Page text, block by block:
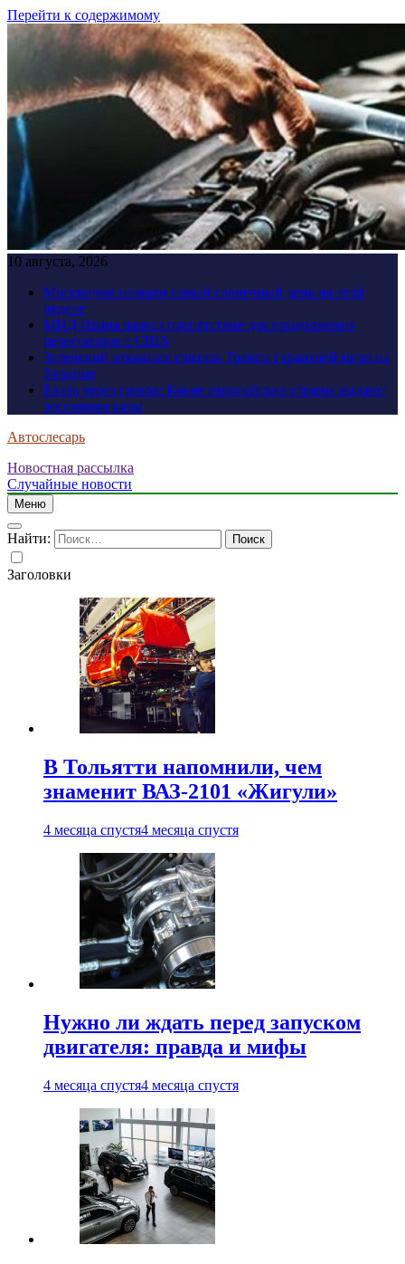
Перейти к содержимому
10 августа, 2026
Москвичам назвали самый солнечный день на этой
неделе
МИД Ирана назвал препятствие для продолжения
переговоров с США
Зеленский отказался считать Трампа гарантией мира на
Украине
Ехать через греков: Какие европейские страны выдают
россиянам визы
Автослесарь
Новостная рассылка
Случайные новости
Меню
Найти:
Заголовки
В Тольятти напомнили, чем
знаменит ВАЗ-2101 «Жигули»
4 месяца спустя4 месяца спустя
Нужно ли ждать перед запуском
двигателя: правда и мифы
4 месяца спустя4 месяца спустя